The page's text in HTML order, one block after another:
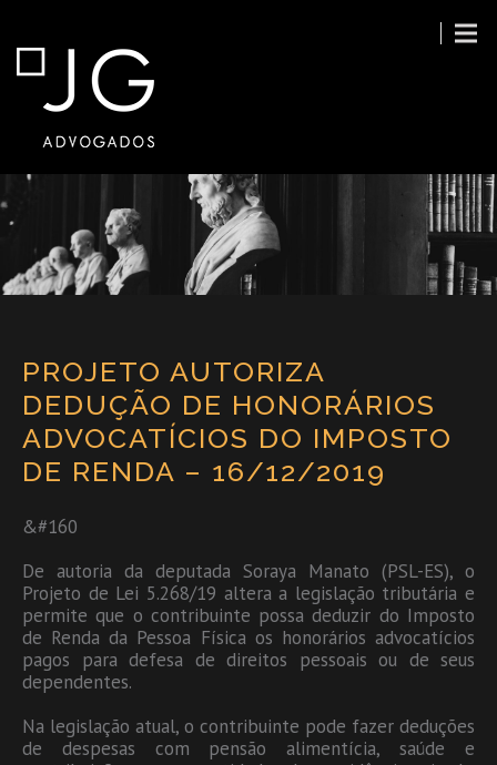
PROJETO AUTORIZA
DEDUÇÃO DE HONORÁRIOS
ADVOCATÍCIOS DO IMPOSTO
DE RENDA – 16/12/2019
&#160
De autoria da deputada Soraya Manato (PSL-ES), o
Projeto de Lei 5.268/19 altera a legislação tributária e
permite que o contribuinte possa deduzir do Imposto
de Renda da Pessoa Física os honorários advocatícios
pagos para defesa de direitos pessoais ou de seus
dependentes.
Na legislação atual, o contribuinte pode fazer deduções
de despesas com pensão alimentícia, saúde e